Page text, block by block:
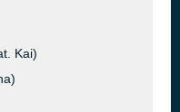
Kai)